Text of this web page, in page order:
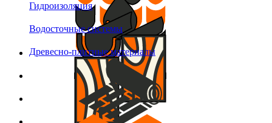
Гидроизоляция
Водосточные системы
Древесно-плитные материалы